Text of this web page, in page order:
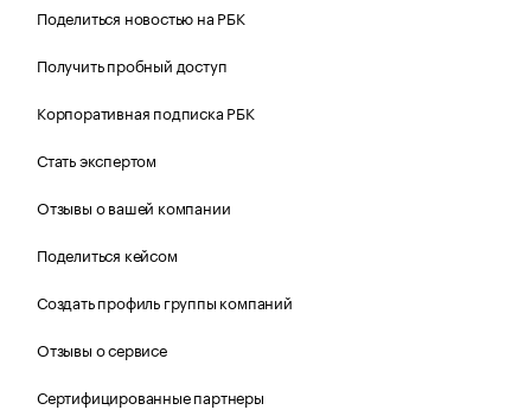
Поделиться новостью на РБК
Получить пробный доступ
Корпоративная подписка РБК
Стать экспертом
Отзывы о вашей компании
Поделиться кейсом
Создать профиль группы компаний
Отзывы о сервисе
Сертифицированные партнеры